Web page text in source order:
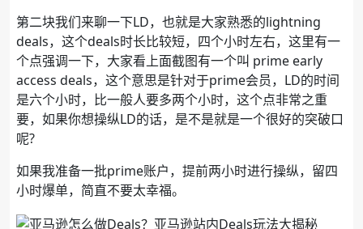
第二块我们来聊一下LD，也就是大家熟悉的lightning
deals，这个deals时长比较短，四个小时左右，这里有一
个点强调一下，大家看上面截图有一个叫 prime early
access deals，这个意思是针对于prime会员，LD的时间
是六个小时，比一般人要多两个小时，这个点非常之重
要，如果你想操纵LD的话，是不是就是一个很好的突破口
呢?
如果我准备一批prime账户，提前两小时进行操纵，留四
小时爆单，简直不要太幸福。